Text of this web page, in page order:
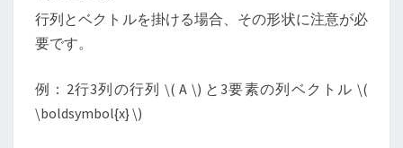
行列とベクトルを掛ける場合、その形状に注意が必
要です。
例：2行3列の行列 \( A \) と3要素の列ベクトル\(
\boldsymbol{x}\)